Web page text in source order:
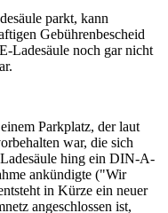
parkt, kann
Gebührenbescheid
Ladesäule noch gar nicht
Parkplatz, der laut
war, die sich
hing ein DIN-A-
ankündigte ("Wir
in Kürze ein neuer
angeschlossen ist,